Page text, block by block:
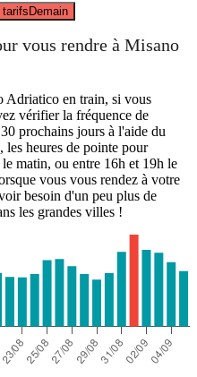
tarifsDemain
vous rendre à Misano
Adriatico en train, si vous
vérifier la fréquence de
prochains jours à l'aide du
les heures de pointe pour
matin, ou entre 16h et 19h le
vous vous rendez à votre
besoin d'un peu plus de
les grandes villes !